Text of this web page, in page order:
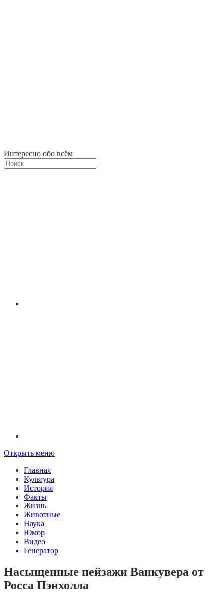
Интересно обо всём
Открыть меню
Главная
Культура
История
Факты
Жизнь
Животные
Наука
Юмор
Видео
Генератор
Насыщенные пейзажи Ванкувера от
Росса Пэнхолла